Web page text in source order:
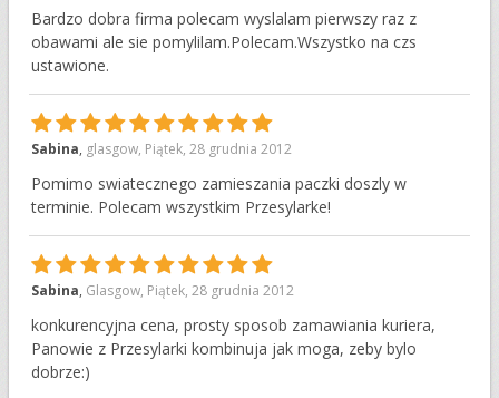
Bardzo dobra firma polecam wyslalam pierwszy raz z
obawami ale sie pomylilam.Polecam.Wszystko na czs
ustawione.
10
Sabina, glasgow, Piątek, 28 grudnia 2012
Pomimo swiatecznego zamieszania paczki doszly w
terminie. Polecam wszystkim Przesylarke!
10
Sabina, Glasgow, Piątek, 28 grudnia 2012
konkurencyjna cena, prosty sposob zamawiania kuriera,
Panowie z Przesylarki kombinuja jak moga, zeby bylo
dobrze:)